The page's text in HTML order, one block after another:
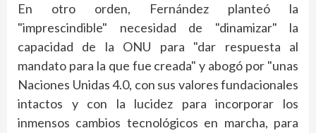
En otro orden, Fernández planteó la
"imprescindible" necesidad de "dinamizar" la
capacidad de la ONU para "dar respuesta al
mandato para la que fue creada" y abogó por "unas
Naciones Unidas 4.0, con sus valores fundacionales
intactos y con la lucidez para incorporar los
inmensos cambios tecnológicos en marcha, para